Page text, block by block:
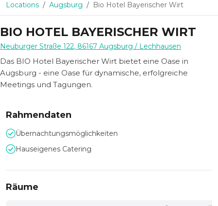
Locations Augsburg Bio Hotel Bayerischer Wirt
BIO HOTEL BAYERISCHER WIRT
Neuburger Straße 122, 86167 Augsburg / Lechhausen
Das BIO Hotel Bayerischer Wirt bietet eine Oase in
Augsburg - eine Oase für dynamische, erfolgreiche
Meetings und Tagungen.
Rahmendaten
Übernachtungsmöglichkeiten
Hauseigenes Catering
Räume